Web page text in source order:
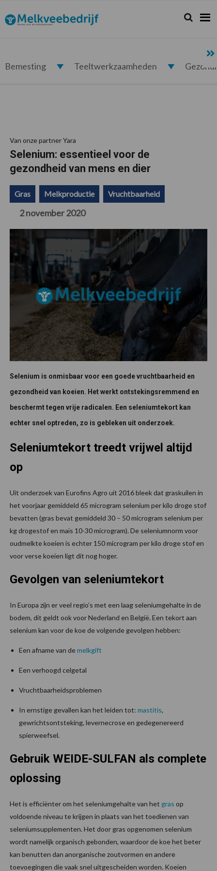
de
hoofdnavigatie
de
hoofd
de
eerste
de
voettekst
Melkveebedrijf.nl Zoeken...
Zoek
Bemesting Teeltwerkzaamheden
Van onze partner Yara
Selenium: essentieel voor de
gezondheid van mens en dier
Gras Melkproductie Vruchtbaarheid
2 november 2020
Selenium is onmisbaar voor een goede vruchtbaarheid en
gezondheid van koeien. Het werkt ontstekingsremmend en
beschermt tegen vrije radicalen. Een seleniumtekort kan
echter snel optreden, zo is gebleken uit onderzoek.
Seleniumtekort treedt vrijwel altijd
op
Uit onderzoek van Eurofins Agro uit 2016 bleek dat graskuilen in
het voorjaar gemiddeld 65 microgram selenium per kilo droge stof
bevatten (gras bevat gemiddeld 30 – 50 microgram selenium per
kg drogestof en maïs 10-30 microgram). De seleniumnorm voor
oudmelkte koeien is echter 150 microgram per kilo droge stof en
voor verse koeien ligt dit nog hoger.
Gevolgen van seleniumtekort
In Europa zijn er veel regio’s met een laag seleniumgehalte in de
bodem, dit geldt ook voor Nederland en België. Een tekort aan
selenium kan voor de koe de volgende gevolgen hebben:
Een afname van demelkgift
Een verhoogd celgetal
Vruchtbaarheidsproblemen
In ernstige gevallen kan het leiden tot: mastitis,
gewrichtsontsteking, levernecrose en gedegenereerd
spierweefsel.
Gebruik WEIDE-SULFAN als complete
oplossing
Het is efficiënter om het seleniumgehalte van het gras op
voldoende niveau te krijgen in plaats van het toedienen van
seleniumsupplementen. Het door gras opgenomen selenium
wordt namelijk organisch gebonden, waardoor de koe het beter
kan benutten dan anorganische zoutvormen en andere
toevoegingen die vaak snel uitgescheiden worden. Koeien